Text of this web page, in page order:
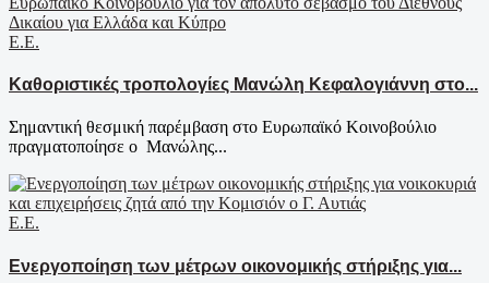
Ε.Ε.
Καθοριστικές τροπολογίες Μανώλη Κεφαλογιάννη στο...
Σημαντική θεσμική παρέμβαση στο Ευρωπαϊκό Κοινοβούλιο
πραγματοποίησε ο Μανώλης...
Ε.Ε.
Ενεργοποίηση των μέτρων οικονομικής στήριξης για...